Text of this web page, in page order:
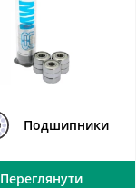
Подшипники
Переглянути